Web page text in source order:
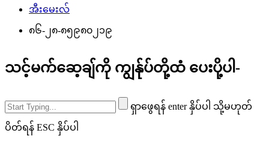
အီးမေးလ်
၈၆-၂၈-၈၅၉၈၀၂၁၉
သင့်မက်ဆေ့ချ်ကို ကျွန်ုပ်တို့ထံ ပေးပို့ပါ-
ရှာဖွေရန် enter နှိပ်ပါ သို့မဟုတ်
ပိတ်ရန် ESC နှိပ်ပါ